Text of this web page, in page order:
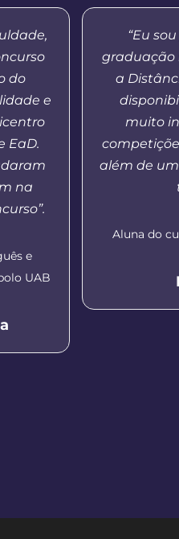
do
e
EaD.
na
e
UAB
“Eu
graduação
a
muito
além de
Aluna do